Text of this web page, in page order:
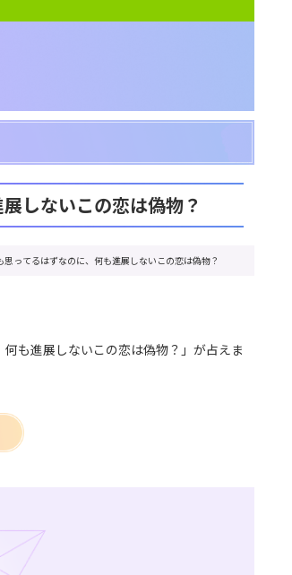
しないこの恋は偽物？
ってるはずなのに、何も進展しないこの恋は偽物？
も進展しないこの恋は偽物？」が占えま